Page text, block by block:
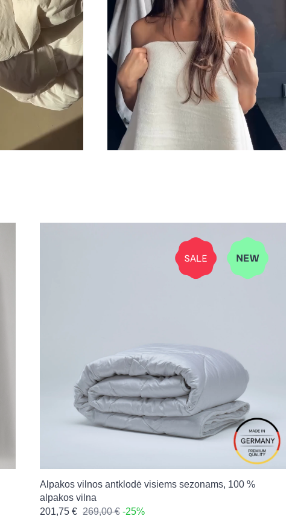
Alpakos vilnos antklodė visiems sezonams, 100 %
alpakos vilna
201,75 € 269,00 € -25%